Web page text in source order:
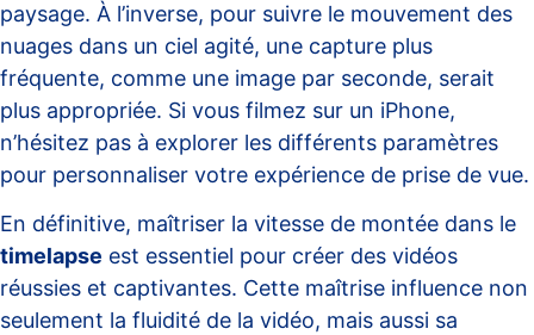
paysage. À l’inverse, pour suivre le mouvement des
nuages dans un ciel agité, une capture plus
fréquente, comme une image par seconde, serait
plus appropriée. Si vous filmez sur un iPhone,
n’hésitez pas à explorer les différents paramètres
pour personnaliser votre expérience de prise de vue.
En définitive, maîtriser la vitesse de montée dans le
timelapse est essentiel pour créer des vidéos
réussies et captivantes. Cette maîtrise influence non
seulement la fluidité de la vidéo, mais aussi sa